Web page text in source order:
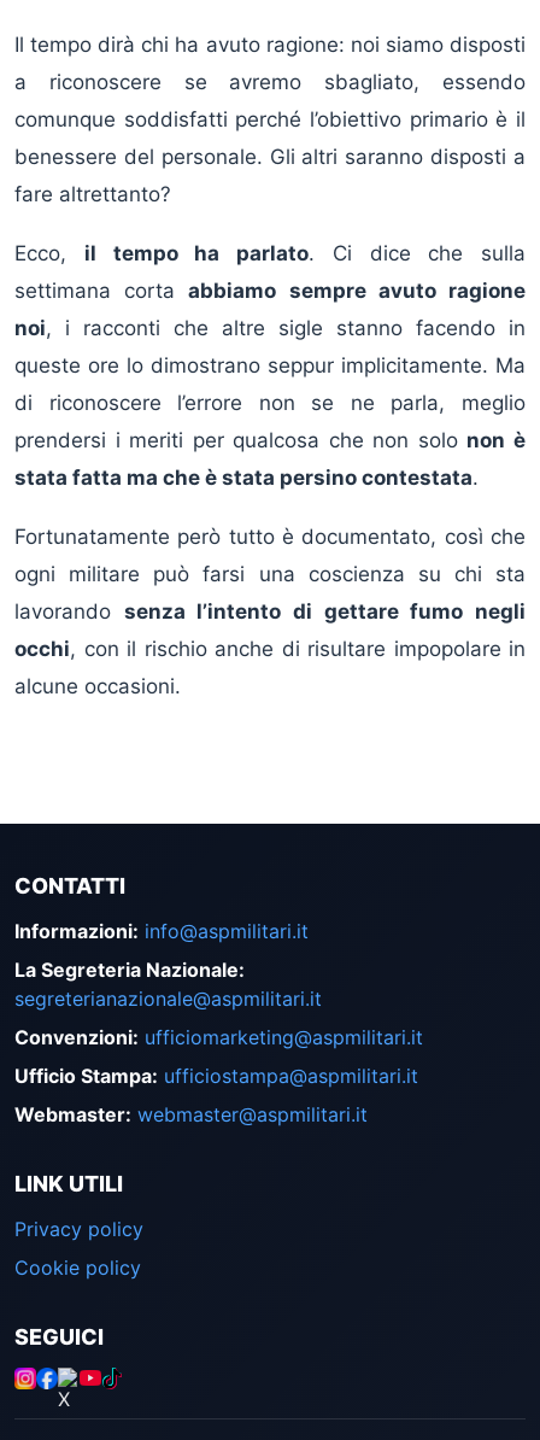
Il tempo dirà chi ha avuto ragione: noi siamo disposti
a riconoscere se avremo sbagliato, essendo
comunque soddisfatti perché l’obiettivo primario è il
benessere del personale. Gli altri saranno disposti a
fare altrettanto?
Ecco, il tempo ha parlato. Ci dice che sulla
settimana cortaabbiamo sempre avuto ragione
noi, i racconti che altre sigle stanno facendo in
queste ore lo dimostrano seppur implicitamente. Ma
di riconoscere l’errore non se ne parla, meglio
prendersi i meriti per qualcosa che non solo non è
stata fatta ma che è stata persino contestata.
Fortunatamente però tutto è documentato, così che
ogni militare può farsi una coscienza su chi sta
lavorando senza l’intento di gettare fumo negli
occhi, con il rischio anche di risultare impopolare in
alcune occasioni.
CONTATTI
Informazioni: info@aspmilitari.it
La Segreteria Nazionale:
segreterianazionale@aspmilitari.it
Convenzioni: ufficiomarketing@aspmilitari.it
Ufficio Stampa: ufficiostampa@aspmilitari.it
Webmaster: webmaster@aspmilitari.it
LINK UTILI
Privacy policy
Cookie policy
SEGUICI